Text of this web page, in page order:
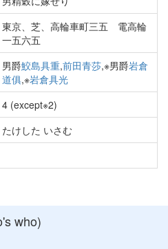
東京、芝、高輪車町三五 電高輪
一五六五
男爵鮫島具重,前田青莎,※男爵岩倉
道俱,※岩倉具光
4 (except※2)
たけした いさむ
who)